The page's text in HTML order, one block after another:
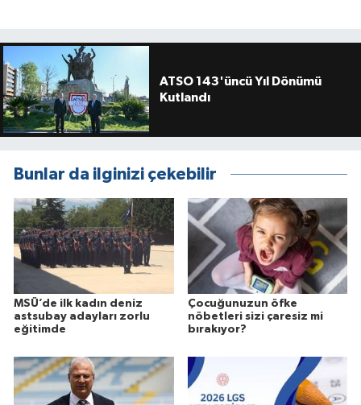
ATSO 143'üncü Yıl Dönümü
Kutlandı
Bunlar da ilginizi çekebilir
MSÜ’de ilk kadın deniz
astsubay adayları zorlu
eğitimde
Çocuğunuzun öfke
nöbetleri sizi çaresiz mi
bırakıyor?